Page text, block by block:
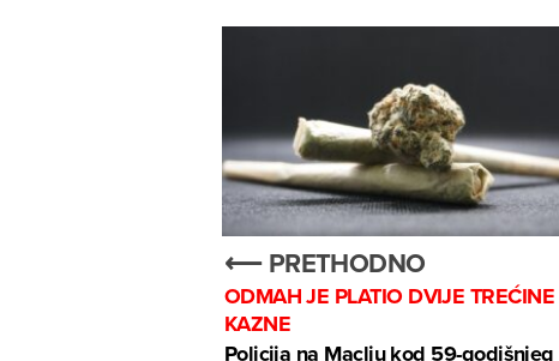
⟵ PRETHODNO
ODMAH JE PLATIO DVIJE TREĆINE
KAZNE
Policija na Maclju kod 59-godišnjeg